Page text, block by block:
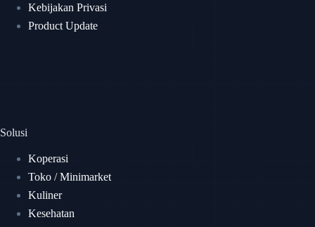
Kebijakan Privasi
Product Update
Solusi
Koperasi
Toko / Minimarket
Kuliner
Kesehatan